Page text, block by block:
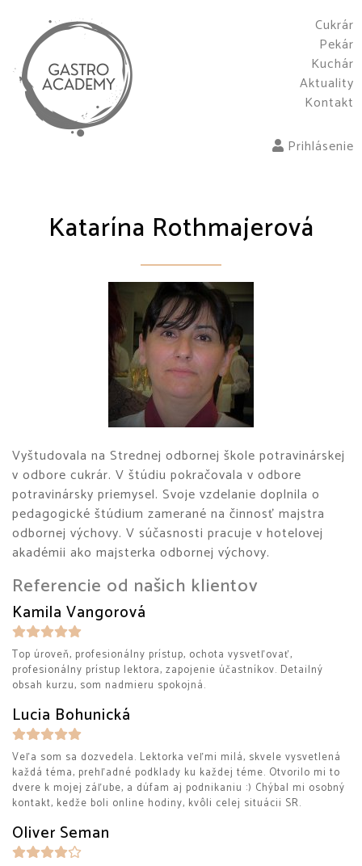
Cukrár
Pekár
Kuchár
Aktuality
Kontakt
Prihlásenie
Katarína Rothmajerová
Vyštudovala na Strednej odbornej škole potravinárskej
v odbore cukrár. V štúdiu pokračovala v odbore
potravinársky priemysel. Svoje vzdelanie doplnila o
pedagogické štúdium zamerané na činnosť majstra
odbornej výchovy. V súčasnosti pracuje v hotelovej
akadémii ako majsterka odbornej výchovy.
Referencie od našich klientov
Kamila Vangorová
Top úroveň, profesionálny prístup, ochota vysvetľovať,
profesionálny prístup lektora, zapojenie účastníkov. Detailný
obsah kurzu, som nadmieru spokojná.
Lucia Bohunická
Veľa som sa dozvedela. Lektorka veľmi milá, skvele vysvetlená
každá téma, prehľadné podklady ku každej téme. Otvorilo mi to
dvere k mojej záľube, a dúfam aj podnikaniu :) Chýbal mi osobný
kontakt, kedže boli online hodiny, kvôli celej situácii SR.
Oliver Seman